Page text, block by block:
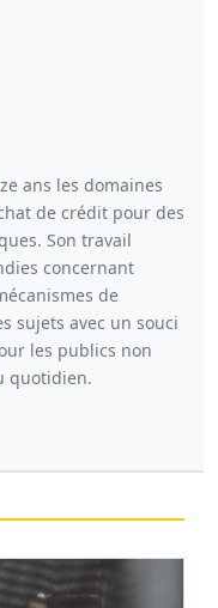
ans les domaines
de crédit pour des
Son travail
concernant
de
sujets avec un souci
les publics non
quotidien.